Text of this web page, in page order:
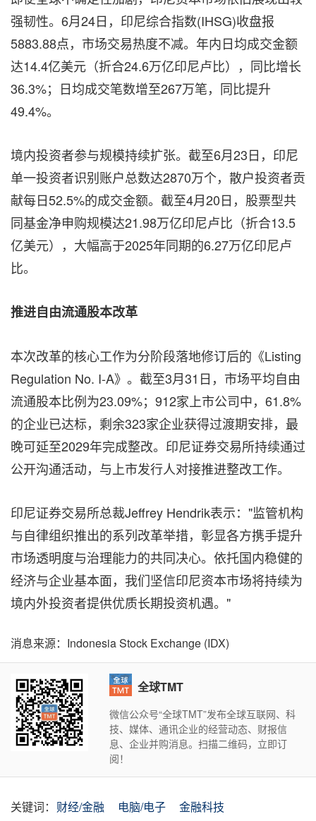
强韧性。6月24日，印尼综合指数(IHSG)收盘报
5883.88点，市场交易热度不减。年内日均成交金额
达14.4亿美元（折合24.6万亿印尼卢比），同比增长
36.3%；日均成交笔数增至267万笔，同比提升
49.4%。
境内投资者参与规模持续扩张。截至6月23日，印尼
单一投资者识别账户总数达2870万个，散户投资者贡
献每日52.5%的成交金额。截至4月20日，股票型共
同基金净申购规模达21.98万亿印尼卢比（折合13.5
亿美元），大幅高于2025年同期的6.27万亿印尼卢
比。
推进自由流通股本改革
本次改革的核心工作为分阶段落地修订后的《Listing
Regulation No. I-A》。截至3月31日，市场平均自由
流通股本比例为23.09%；912家上市公司中，61.8%
的企业已达标，剩余323家企业获得过渡期安排，最
晚可延至2029年完成整改。印尼证券交易所持续通过
公开沟通活动，与上市发行人对接推进整改工作。
印尼证券交易所总裁Jeffrey Hendrik表示："监管机构
与自律组织推出的系列改革举措，彰显各方携手提升
市场透明度与治理能力的共同决心。依托国内稳健的
经济与企业基本面，我们坚信印尼资本市场将持续为
境内外投资者提供优质长期投资机遇。"
消息来源：Indonesia Stock Exchange (IDX)
全球TMT
微信公众号“全球TMT”发布全球互联网、科
技、媒体、通讯企业的经营动态、财报信
息、企业并购消息。扫描二维码，立即订
阅！
关键词： 财经/金融 电脑/电子
金融科技